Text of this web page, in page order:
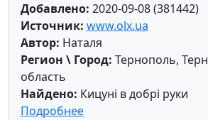
Добавлено: 2020-09-08 (381442)
Источник: www.olx.ua
Автор: Наталя
Регион \ Город: Тернополь,
область
Найдено: Кицуні в добрі руки
Подробнее